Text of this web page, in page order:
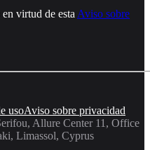
virtud de esta Aviso sobre
usoAviso sobre privacidad
Allure Center 11, Office
Limassol, Cyprus